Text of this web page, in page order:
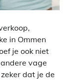
in Ommen
je ook niet
vage
dat je de